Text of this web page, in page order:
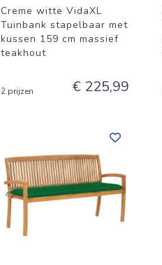
Creme witte VidaXL
Tuinbank stapelbaar met
kussen 159 cm massief
teakhout
2 prijzen € 225,99